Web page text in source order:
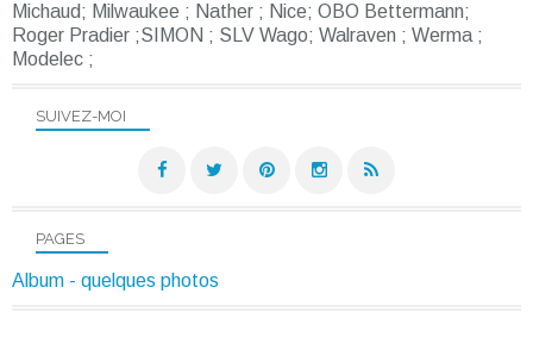
SUIVEZ-MOI
Michaud; Milwaukee ; Nather ; Nice; OBO Bettermann;
Roger Pradier ;SIMON ; SLV Wago; Walraven ; Werma ;
Modelec ;
PAGES
Album - quelques photos